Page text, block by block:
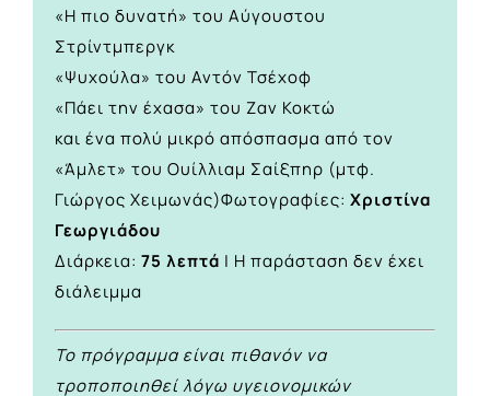
«Η πιο δυνατή» του Αύγουστου
Στρίντμπεργκ
«Ψυχούλα» του Αντόν Τσέχοφ
«Πάει την έχασα» του Ζαν Κοκτώ
και ένα πολύ μικρό απόσπασμα από τον
«Άμλετ» του Ουίλλιαμ Σαίξπηρ (μτφ.
Γιώργος Χειμωνάς)Φωτογραφίες: Χριστίνα
Γεωργιάδου
Διάρκεια: 75 λεπτά | Η παράσταση δεν έχει
διάλειμμα
Το πρόγραμμα είναι πιθανόν να
τροποποιηθεί λόγω υγειονομικών